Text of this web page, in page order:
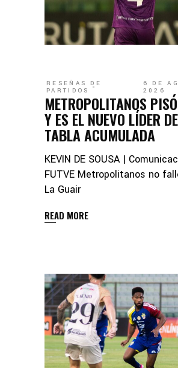
RESEÑAS DE
PARTIDOS
6 DE
2026
METROPOLITANOS
Y ES EL NUEVO LÍDER
TABLA ACUMULADA
KEVIN DE SOUSA |
FUTVE Metropolitanos no
La Guair
READ MORE